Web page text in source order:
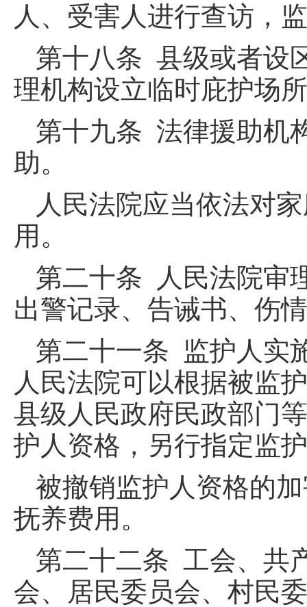
人、受害人进行查访，
第十八条 县级或者设
理机构设立临时庇护场
第十九条 法律援助机
助。
人民法院应当依法对
用。
第二十条 人民法院审
出警记录、告诫书、伤
第二十一条 监护人实
人民法院可以根据被监
县级人民政府民政部门
护人资格，另行指定监
被撤销监护人资格的
抚养费用。
第二十二条 工会、共
会、居民委员会、村民